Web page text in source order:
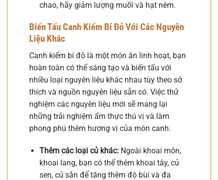
chao, hãy giảm lượng muối và hạt nêm.
Biến Tấu Canh Kiểm Bí Đỏ Với Các Nguyên
Liệu Khác
Canh kiểm bí đỏ là một món ăn linh hoạt, bạn
hoàn toàn có thể sáng tạo và biến tấu với
nhiều loại nguyên liệu khác nhau tùy theo sở
thích và nguồn nguyên liệu sẵn có. Việc thử
nghiệm các nguyên liệu mới sẽ mang lại
những trải nghiệm ẩm thực thú vị và làm
phong phú thêm hương vị của món canh.
Thêm các loại củ khác:Ngoài khoai môn,
khoai lang, bạn có thể thêm khoai tây, củ
sen, củ sắn để tăng thêm độ bùi và đa